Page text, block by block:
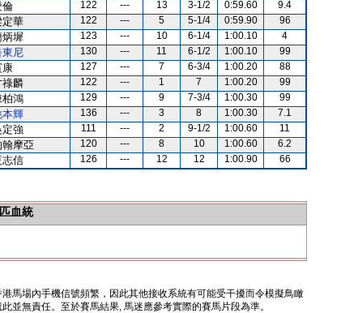
倫 122 --- 13 3-1/2 0:59.60
9.4
定華 122 --- 5 5-1/4 0:59.90
96
炳墀 123 --- 10 6-1/4 1:00.10
4
東尼 130 --- 11 6-1/2 1:00.10
99
康 127 --- 7 6-3/4 1:00.20
88
祿麟 122 --- 1 7 1:00.20
99
柏鴻 129 --- 9 7-3/4 1:00.30
99
本輝 136 --- 3 8 1:00.30
7.1
定強 111 --- 2 9-1/2 1:00.60
11
翰摩亞 120 --- 8 10 1:00.60
6.2
志信 126 --- 12 12 1:00.90 66
血統
馬場內手機信號頻繁，因此其他接收系統有可能受干擾而令模擬鳥瞰
並無責任。至於賽馬結果, 馬迷應參考實際的賽馬片段為準。